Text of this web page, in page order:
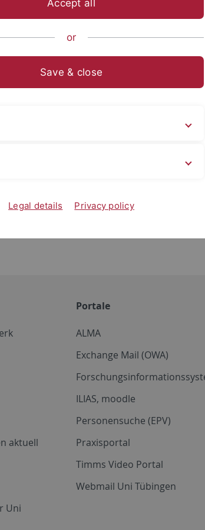
aktuell
Uni
Portale
ALMA
Exchange Mail (OWA)
ILIAS, moodle
Personensuche (EPV)
Praxisportal
Timms Video Portal
Webmail Uni Tübingen
Accept all
or
Save & close
Legal details Privacy policy